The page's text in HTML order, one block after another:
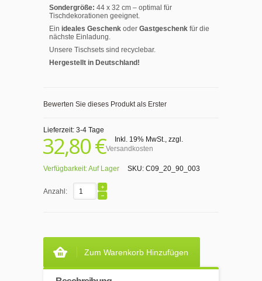
Sondergröße: 44 x 32 cm – optimal für
Tischdekorationen geeignet.
Ein ideales Geschenk oder Gastgeschenk für die
nächste Einladung.
Unsere Tischsets sind recyclebar.
Hergestellt in Deutschland!
Bewerten Sie dieses Produkt als Erster
Lieferzeit: 3-4 Tage
32,80 € Inkl. 19% MwSt., zzgl.
Versandkosten
Verfügbarkeit:Auf Lager SKU: C09_20_90_003
Anzahl:
Zum Warenkorb Hinzufügen